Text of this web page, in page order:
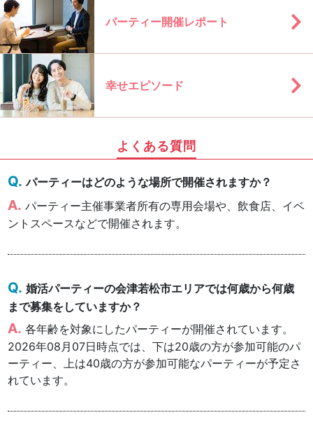
パーティー開催レポート
幸せエピソード
よくある質問
パーティーはどのような場所で開催されますか？
パーティー主催事業者所有の専用会場や、飲食店、イベ
ントスペースなどで開催されます。
婚活パーティーの会津若松市エリアでは何歳から何歳
まで募集をしていますか？
各年齢を対象にしたパーティーが開催されています。
2026年08月07日時点では、下は20歳の方が参加可能のパ
ーティー、上は40歳の方が参加可能なパーティーが予定さ
れています。